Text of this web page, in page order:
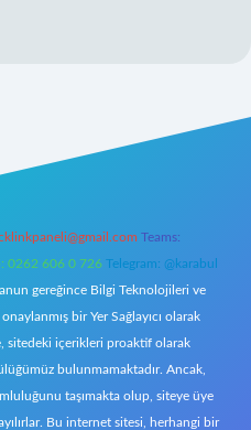
Teams:
0262 606 0 726 Telegram: @karabul
gereğince Bilgi Teknolojileri ve
bir Yer Sağlayıcı olarak
sitedeki içerikleri proaktif olarak
bulunmamaktadır. Ancak,
taşımakta olup, siteye üye
Bu internet sitesi, herhangi bir